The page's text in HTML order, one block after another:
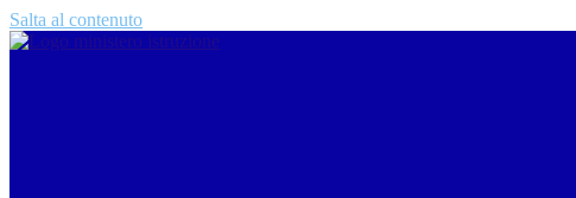
Salta al contenuto